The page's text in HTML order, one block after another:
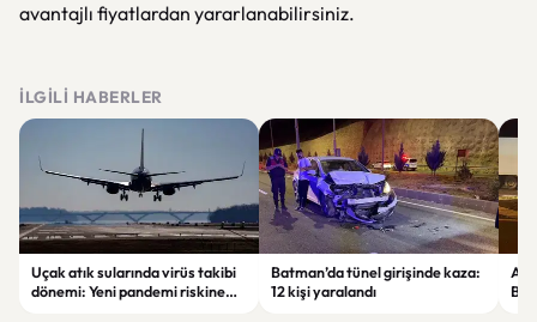
avantajlı fiyatlardan yararlanabilirsiniz.
İLGILI HABERLER
Uçak atık sularında virüs takibi
dönemi: Yeni pandemi riskine
Batman’da tünel girişinde kaza:
12 kişi yaralandı